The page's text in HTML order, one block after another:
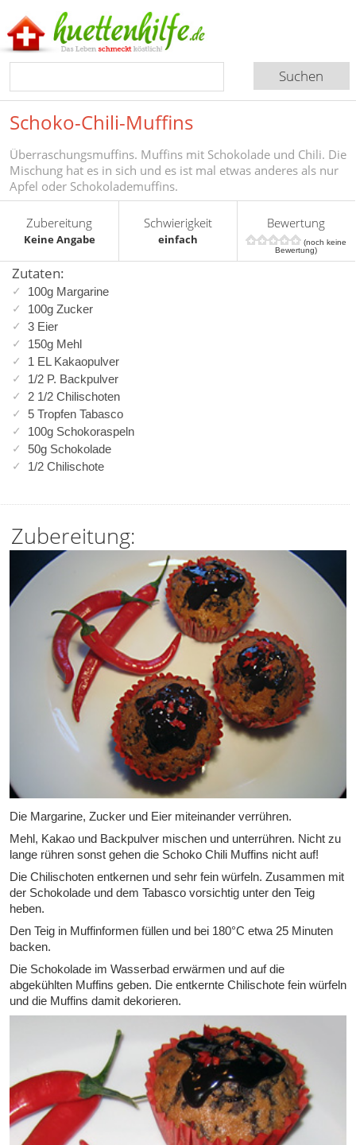
Schoko-Chili-Muffins
Überraschungsmuffins. Muffins mit Schokolade und Chili. Die
Mischung hat es in sich und es ist mal etwas anderes als nur
Apfel oder Schokolademuffins.
Zubereitung
Keine Angabe
Schwierigkeit
einfach
Bewertung
(noch keine
Bewertung)
Zutaten:
100g Margarine
100g Zucker
3 Eier
150g Mehl
1 EL Kakaopulver
1/2 P. Backpulver
2 1/2 Chilischoten
5 Tropfen Tabasco
100g Schokoraspeln
50g Schokolade
1/2 Chilischote
Zubereitung:
Die Margarine, Zucker und Eier miteinander verrühren.
Mehl, Kakao und Backpulver mischen und unterrühren. Nicht zu
lange rühren sonst gehen die Schoko Chili Muffins nicht auf!
Die Chilischoten entkernen und sehr fein würfeln. Zusammen mit
der Schokolade und dem Tabasco vorsichtig unter den Teig
heben.
Den Teig in Muffinformen füllen und bei 180°C etwa 25 Minuten
backen.
Die Schokolade im Wasserbad erwärmen und auf die
abgekühlten Muffins geben. Die entkernte Chilischote fein würfeln
und die Muffins damit dekorieren.